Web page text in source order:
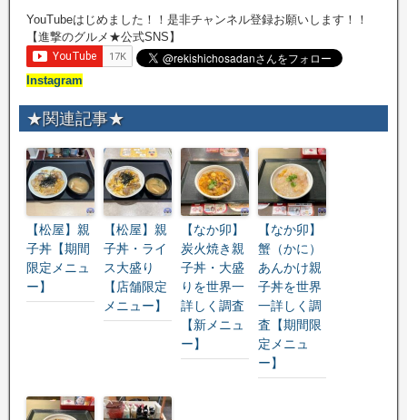
YouTubeはじめました！！是非チャンネル登録お願いします！！
【進撃のグルメ★公式SNS】
Instagram
★関連記事★
【松屋】親
子丼【期間
限定メニュ
ー】
【松屋】親
子丼・ライ
ス大盛り
【店舗限定
メニュー】
【なか卯】
炭火焼き親
子丼・大盛
りを世界一
詳しく調査
【新メニュ
ー】
【なか卯】
蟹（かに）
あんかけ親
子丼を世界
一詳しく調
査【期間限
定メニュ
ー】